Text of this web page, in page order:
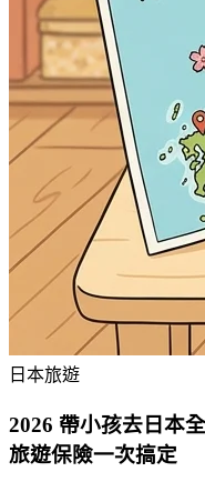
日本旅遊
2026 帶小孩去日本
旅遊保險一次搞定